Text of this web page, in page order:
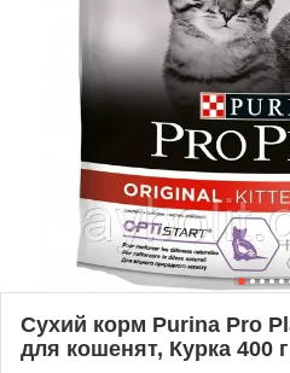
Сухий корм Purina Pro
для кошенят, Курка 400